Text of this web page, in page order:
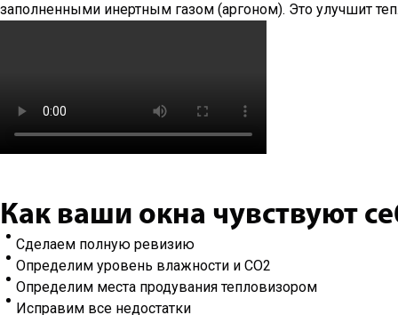
заполненными инертным газом (аргоном). Это улучшит
Как ваши окна чувствуют
Сделаем полную ревизию
Определим уровень влажности и CO2
Определим места продувания тепловизором
Исправим все недостатки